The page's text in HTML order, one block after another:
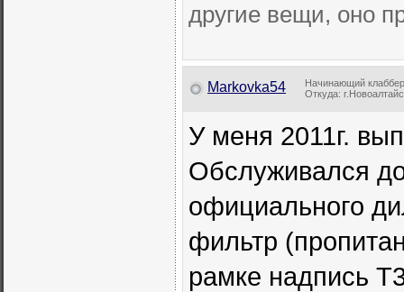
другие вещи, оно
Markovka54
Начинающий клаббер
Откуда:
У меня 2011г.
Обслуживался
официального
фильтр
рамке надпись